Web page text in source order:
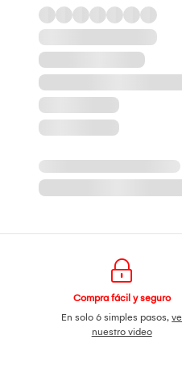
Compra fácil y seguro
En solo 6 simples pasos,ve
nuestro video